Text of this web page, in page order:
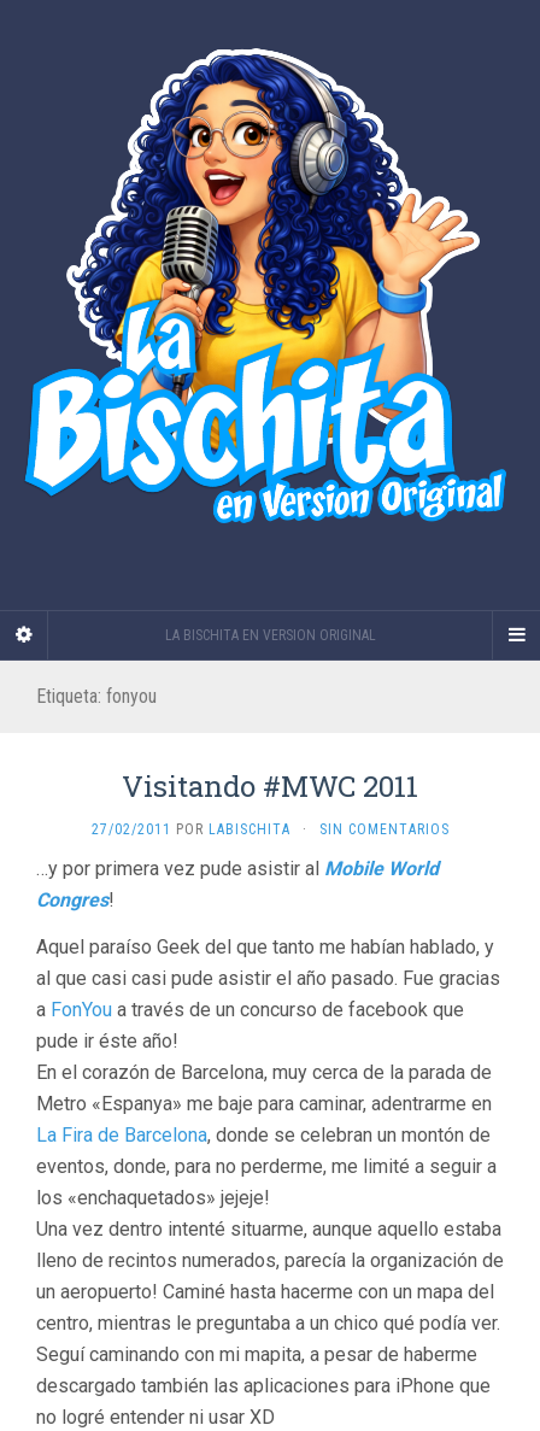
LA BISCHITA EN VERSION ORIGINAL
Etiqueta: fonyou
Visitando #MWC 2011
27/02/2011 POR LABISCHITA · SIN COMENTARIOS
…y por primera vez pude asistir al Mobile World
Congres!
Aquel paraíso Geek del que tanto me habían hablado, y
al que casi casi pude asistir el año pasado. Fue gracias
a FonYou a través de un concurso de facebook que
pude ir éste año!
En el corazón de Barcelona, muy cerca de la parada de
Metro «Espanya» me baje para caminar, adentrarme en
La Fira de Barcelona, donde se celebran un montón de
eventos, donde, para no perderme, me limité a seguir a
los «enchaquetados» jejeje!
Una vez dentro intenté situarme, aunque aquello estaba
lleno de recintos numerados, parecía la organización de
un aeropuerto! Caminé hasta hacerme con un mapa del
centro, mientras le preguntaba a un chico qué podía ver.
Seguí caminando con mi mapita, a pesar de haberme
descargado también las aplicaciones para iPhone que
no logré entender ni usar XD